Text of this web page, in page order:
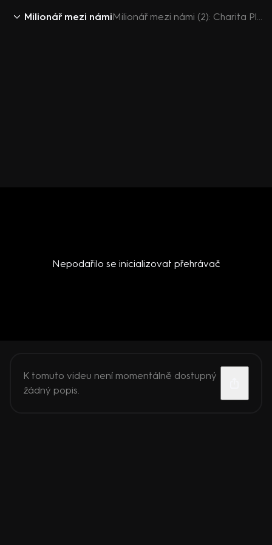
Milionář mezi námi Milionář mezi námi (2): Charita Plzeň
Nepodařilo se inicializovat přehrávač
K tomuto videu není momentálně dostupný
žádný popis.